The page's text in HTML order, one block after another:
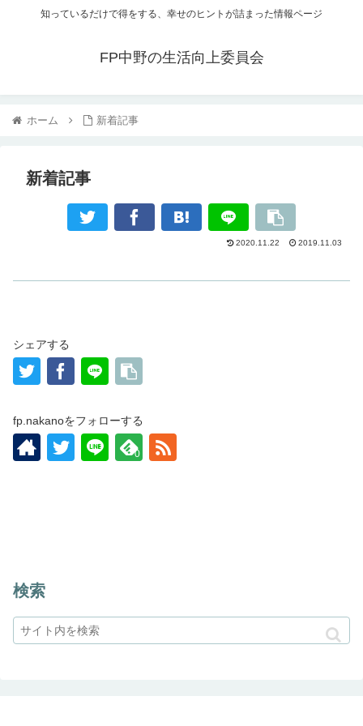
知っているだけで得をする、幸せのヒントが詰まった情報ページ
FP中野の生活向上委員会
ホーム 新着記事
新着記事
2020.11.22 2019.11.03
シェアする
fp.nakanoをフォローする
0
検索